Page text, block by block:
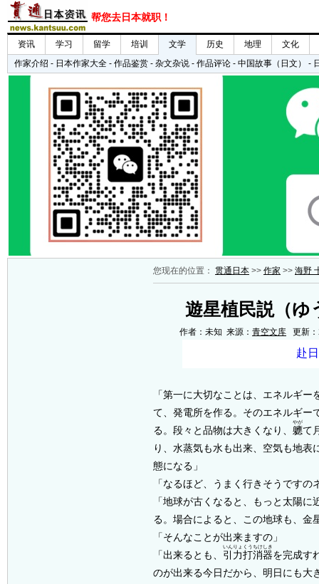
您现在的位置： 贯通日本 >> 作家 >> 海野
遊星植民説（
作者：未知 来源： 青空文库 更新
「第一に大切なことは、エネルギ
て、発電所を作る。そのエネルギー
る。段々と品物は大きくなり、 軈
やが
て
り、水蒸気も水も出来、空気も地表
態になる」
「なるほど、うまく行きそうですの
「地球が古くなると、もっと太陽
る。場合によると、この地球も、金
「そんなことが出来ますの」
「出来るとも、 引力打消器
いんりょくうちけしき
を完成す
のが出来る今日だから、明日にも大